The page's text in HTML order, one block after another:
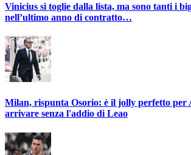
Vinicius si toglie dalla lista, ma sono tanti i
nell’ultimo anno di contratto…
Milan, rispunta Osorio: è il jolly perfetto per
arrivare senza l'addio di Leao